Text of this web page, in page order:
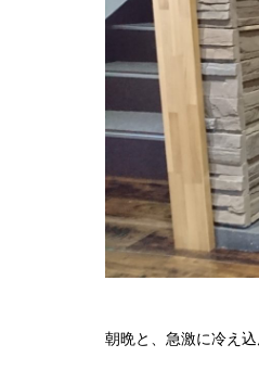
朝晩と、急激に冷え込